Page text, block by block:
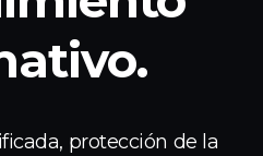
protección de la